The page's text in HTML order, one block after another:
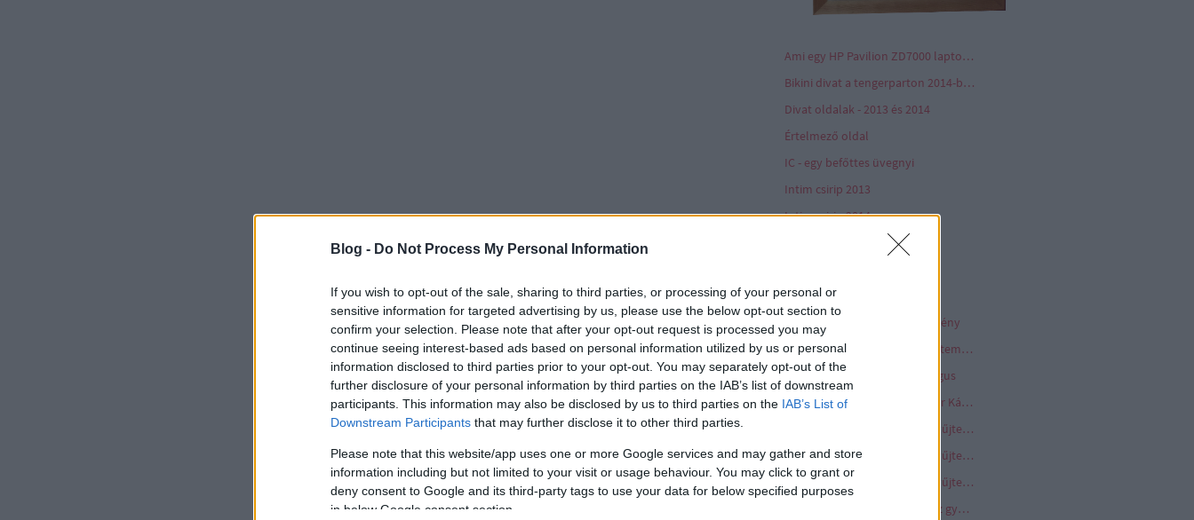
Blog - Do Not Process My Personal Information
If you wish to opt-out of the sale, sharing to third parties, or processing of your personal or
sensitive information for targeted advertising by us, please use the below opt-out section to
confirm your selection. Please note that after your opt-out request is processed you may
continue seeing interest-based ads based on personal information utilized by us or personal
information disclosed to third parties prior to your opt-out. You may separately opt-out of the
further disclosure of your personal information by third parties on the IAB’s list of downstream
participants. This information may also be disclosed by us to third parties on the IAB’s List of
Downstream Participants that may further disclose it to other third parties.
Please note that this website/app uses one or more Google services and may gather and store
information including but not limited to your visit or usage behaviour. You may click to grant or
deny consent to Google and its third-party tags to use your data for below specified purposes
in below Google consent section.
Ami egy HP Pavilion ZD7000 laptopból megmaradt az utókornak
Bikini divat a tengerparton 2014-ben
Divat oldalak - 2013 és 2014
Értelmező oldal
IC - egy befőttes üvegnyi
Intim csirip 2013
Intim csirip 2014
Kép archívum - képek 2012
Képeslap hanglemez gyűjtemény
Komolyzenei hanglemez gyűjtemény
Könyv - dokumentum katalógus
Kormányrendelet - a Quaestor Károsultak Kárrendezési Alapjához a kárrendezés iránti kérelem kormányablakon keresztül történő benyújtásáról
Long Play vinyl hanglemez gyűjtemény
Long Play vinyl hanglemez gyűjtemény 2. oldal
Long Play vinyl hanglemez gyűjtemény 3. oldal
Medium Play vinyl hanglemez gyűjtemény